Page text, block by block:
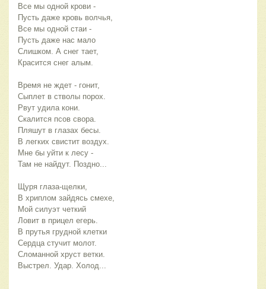
Все мы одной крови -
Пусть даже кровь волчья,
Все мы одной стаи -
Пусть даже нас мало
Слишком. А снег тает,
Красится снег алым.
Время не ждет - гонит,
Сыплет в стволы порох.
Рвут удила кони.
Скалится псов свора.
Пляшут в глазах бесы.
В легких свистит воздух.
Мне бы уйти к лесу -
Там не найдут. Поздно...
Щуря глаза-щелки,
В хриплом зайдясь смехе,
Мой силуэт четкий
Ловит в прицел егерь.
В прутья грудной клетки
Сердца стучит молот.
Сломанной хруст ветки.
Выстрел. Удар. Холод...